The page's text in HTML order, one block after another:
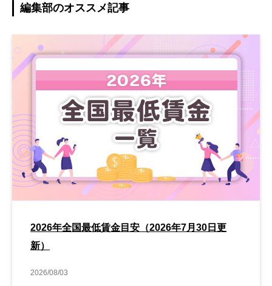
編集部のオススメ記事
2026年全国最低賃金目安（2026年7月30日更
新）
2026/08/03